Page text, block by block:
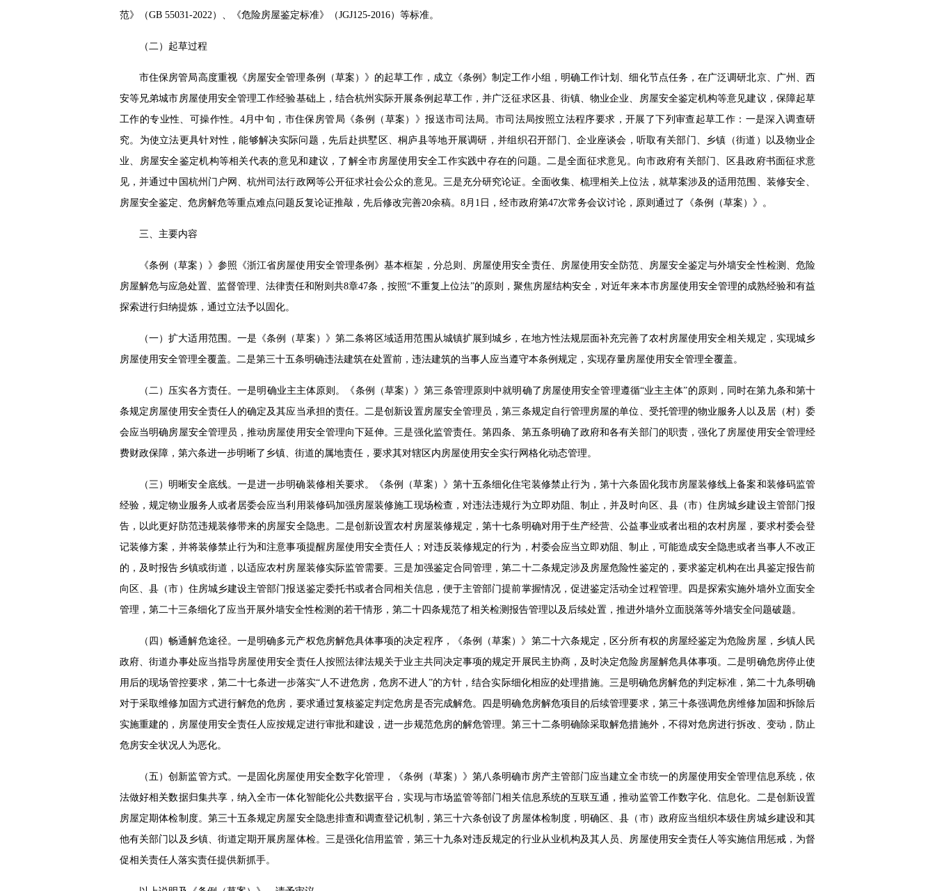
范》（GB 55031-2022）、《危险房屋鉴定标准》（JGJ125-2016）等标准。
（二）起草过程
市住保房管局高度重视《房屋安全管理条例（草案）》的起草工作，成立《条例》制定工作小组，明确工作计划、细化节点任务，在广泛调研北京、广州、西
安等兄弟城市房屋使用安全管理工作经验基础上，结合杭州实际开展条例起草工作，并广泛征求区县、街镇、物业企业、房屋安全鉴定机构等意见建议，保障起草
工作的专业性、可操作性。4月中旬，市住保房管局《条例（草案）》报送市司法局。市司法局按照立法程序要求，开展了下列审查起草工作：一是深入调查研
究。为使立法更具针对性，能够解决实际问题，先后赴拱墅区、桐庐县等地开展调研，并组织召开部门、企业座谈会，听取有关部门、乡镇（街道）以及物业企
业、房屋安全鉴定机构等相关代表的意见和建议，了解全市房屋使用安全工作实践中存在的问题。二是全面征求意见。向市政府有关部门、区县政府书面征求意
见，并通过中国杭州门户网、杭州司法行政网等公开征求社会公众的意见。三是充分研究论证。全面收集、梳理相关上位法，就草案涉及的适用范围、装修安全、
房屋安全鉴定、危房解危等重点难点问题反复论证推敲，先后修改完善20余稿。8月1日，经市政府第47次常务会议讨论，原则通过了《条例（草案）》。
三、主要内容
《条例（草案）》参照《浙江省房屋使用安全管理条例》基本框架，分总则、房屋使用安全责任、房屋使用安全防范、房屋安全鉴定与外墙安全性检测、危险
房屋解危与应急处置、监督管理、法律责任和附则共8章47条，按照“不重复上位法”的原则，聚焦房屋结构安全，对近年来本市房屋使用安全管理的成熟经验和有益
探索进行归纳提炼，通过立法予以固化。
（一）扩大适用范围。一是《条例（草案）》第二条将区域适用范围从城镇扩展到城乡，在地方性法规层面补充完善了农村房屋使用安全相关规定，实现城乡
房屋使用安全管理全覆盖。二是第三十五条明确违法建筑在处置前，违法建筑的当事人应当遵守本条例规定，实现存量房屋使用安全管理全覆盖。
（二）压实各方责任。一是明确业主主体原则。《条例（草案）》第三条管理原则中就明确了房屋使用安全管理遵循“业主主体”的原则，同时在第九条和第十
条规定房屋使用安全责任人的确定及其应当承担的责任。二是创新设置房屋安全管理员，第三条规定自行管理房屋的单位、受托管理的物业服务人以及居（村）委
会应当明确房屋安全管理员，推动房屋使用安全管理向下延伸。三是强化监管责任。第四条、第五条明确了政府和各有关部门的职责，强化了房屋使用安全管理经
费财政保障，第六条进一步明晰了乡镇、街道的属地责任，要求其对辖区内房屋使用安全实行网格化动态管理。
（三）明晰安全底线。一是进一步明确装修相关要求。《条例（草案）》第十五条细化住宅装修禁止行为，第十六条固化我市房屋装修线上备案和装修码监管
经验，规定物业服务人或者居委会应当利用装修码加强房屋装修施工现场检查，对违法违规行为立即劝阻、制止，并及时向区、县（市）住房城乡建设主管部门报
告，以此更好防范违规装修带来的房屋安全隐患。二是创新设置农村房屋装修规定，第十七条明确对用于生产经营、公益事业或者出租的农村房屋，要求村委会登
记装修方案，并将装修禁止行为和注意事项提醒房屋使用安全责任人；对违反装修规定的行为，村委会应当立即劝阻、制止，可能造成安全隐患或者当事人不改正
的，及时报告乡镇或街道，以适应农村房屋装修实际监管需要。三是加强鉴定合同管理，第二十二条规定涉及房屋危险性鉴定的，要求鉴定机构在出具鉴定报告前
向区、县（市）住房城乡建设主管部门报送鉴定委托书或者合同相关信息，便于主管部门提前掌握情况，促进鉴定活动全过程管理。四是探索实施外墙外立面安全
管理，第二十三条细化了应当开展外墙安全性检测的若干情形，第二十四条规范了相关检测报告管理以及后续处置，推进外墙外立面脱落等外墙安全问题破题。
（四）畅通解危途径。一是明确多元产权危房解危具体事项的决定程序，《条例（草案）》第二十六条规定，区分所有权的房屋经鉴定为危险房屋，乡镇人民
政府、街道办事处应当指导房屋使用安全责任人按照法律法规关于业主共同决定事项的规定开展民主协商，及时决定危险房屋解危具体事项。二是明确危房停止使
用后的现场管控要求，第二十七条进一步落实“人不进危房，危房不进人”的方针，结合实际细化相应的处理措施。三是明确危房解危的判定标准，第二十九条明确
对于采取维修加固方式进行解危的危房，要求通过复核鉴定判定危房是否完成解危。四是明确危房解危项目的后续管理要求，第三十条强调危房维修加固和拆除后
实施重建的，房屋使用安全责任人应按规定进行审批和建设，进一步规范危房的解危管理。第三十二条明确除采取解危措施外，不得对危房进行拆改、变动，防止
危房安全状况人为恶化。
（五）创新监管方式。一是固化房屋使用安全数字化管理，《条例（草案）》第八条明确市房产主管部门应当建立全市统一的房屋使用安全管理信息系统，依
法做好相关数据归集共享，纳入全市一体化智能化公共数据平台，实现与市场监管等部门相关信息系统的互联互通，推动监管工作数字化、信息化。二是创新设置
房屋定期体检制度。第三十五条规定房屋安全隐患排查和调查登记机制，第三十六条创设了房屋体检制度，明确区、县（市）政府应当组织本级住房城乡建设和其
他有关部门以及乡镇、街道定期开展房屋体检。三是强化信用监管，第三十九条对违反规定的行业从业机构及其人员、房屋使用安全责任人等实施信用惩戒，为督
促相关责任人落实责任提供新抓手。